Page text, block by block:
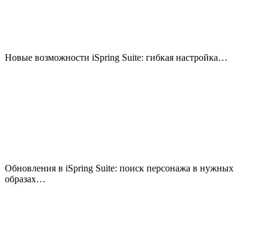
Новые возможности iSpring Suite: гибкая настройка…
Обновления в iSpring Suite: поиск персонажа в нужных
образах…